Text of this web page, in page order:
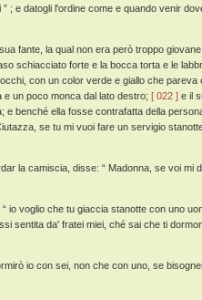
” ; e datogli l'ordine come e quando venir
fante, la qual non era però troppo
schiacciato forte e la bocca torta e le
con un color verde e giallo che
un poco monca dal lato destro; [ 022 ] e il
e benché ella fosse contrafatta della
se tu mi vuoi fare un servigio
la camiscia, disse: “ Madonna, se voi mi
“ io voglio che tu giaccia stanotte con uno
sentita da' fratei miei, ché sai che ti
io con sei, non che con uno, se